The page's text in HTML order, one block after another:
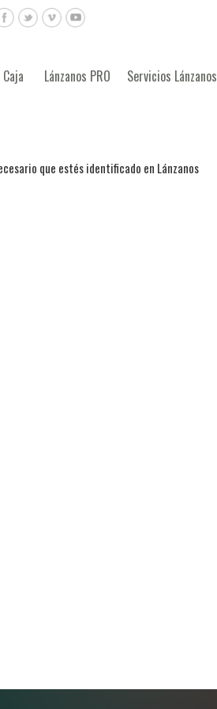
Caja Lánzanos PRO Servicios Lánzanos
que estés identificado en Lánzanos